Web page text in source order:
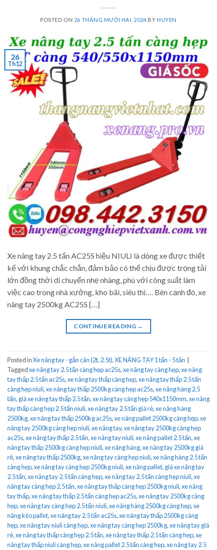
POSTED ON 26 THÁNG MƯỜI HAI, 2024 BY HUYEN
26
Th12
Xe nâng tay 2.5 tấn AC25S hiệu NIULI là dòng xe được thiết
kế với khung chắc chắn, đảm bảo có thể chịu được trọng tải
lớn đồng thời di chuyển nhẹ nhàng, phù với công suất làm
việc cao trong nhà xưởng, kho bãi, siêu thị…. Bên cạnh đó, xe
nâng tay 2500kg AC25S […]
CONTINUE READING →
Posted inXe nâng tay - gắn cân (2t, 2.5t),XE NÂNG TAY 1 tấn - 5 tấn
Taggedxe nâng tay 2.5 tấn càng hẹp ac25s,xe nâng tay càng hẹp,xe nâng
tay thấp 2.5 tấn ac25s,xe nâng tay thấp càng hẹp,xe nâng tay thấp 2.5 tấn
càng hẹp niuli,xe nâng tay thấp 2500kg càng hẹp ac25s,xe nâng hàng 2.5
tấn, giá xe nâng tay thấp 2.5 tấn,xe nâng tay càng hẹp 540x1150mm,xe nâng
tay thấp càng hẹp 2.5 tấn niuli,xe nâng tay 2.5 tấn giá rẻ,xe nâng hàng
2500kg,xe nâng tay thấp 2500kg ac25s,xe nâng pallet 2500kg càng hẹp,xe
nâng tay 2500kg càng hẹp niuli,xe nâng tay,xe nâng tay 2500kg càng hẹp
ac25s,xe nâng tay thấp 2.5 tấn,xe nâng tay niuli,xe nâng pallet 2.5 tấn,xe
nâng tay thấp 2500kg càng hẹp niuli,xe nâng hàng,xe nâng tay 2500kg giá
rẻ,xe nâng tay thấp 2500kg,xe nâng tay càng hẹp niuli,xe nâng hàng 2.5 tấn
càng hẹp,xe nâng tay càng hẹp 2500kg niuli,xe nâng pallet, giá xe nâng tay
2.5 tấn,xe nâng tay 2.5 tấn càng hẹp,xe nâng tay 2.5 tấn càng hẹp niuli,xe
nâng tay càng hẹp 2.5 tấn,xe nâng tay thấp càng hẹp 2500kg niuli,xe nâng
tay thấp,xe nâng tay thấp 2.5 tấn càng hẹp ac25s,xe nâng tay 2500kg càng
hẹp,xe nâng tay càng hẹp 2.5 tấn niuli,xe nâng hàng 2500kg càng hẹp,xe
nâng kéo pallet,xe nâng tay 2.5 tấn ac25s,xe nâng tay thấp 2500kg càng
hẹp,xe nâng tay niuli càng hẹp,xe nâng tay càng hẹp 2500kg,xe nâng tay giá
rẻ,xe nâng tay thấp càng hẹp 2.5 tấn,xe nâng tay thấp 2.5 tấn càng hẹp,xe
nâng tay thấp niuli càng hẹp,xe nâng pallet 2.5 tấn càng hẹp,xe nâng tay 2.5